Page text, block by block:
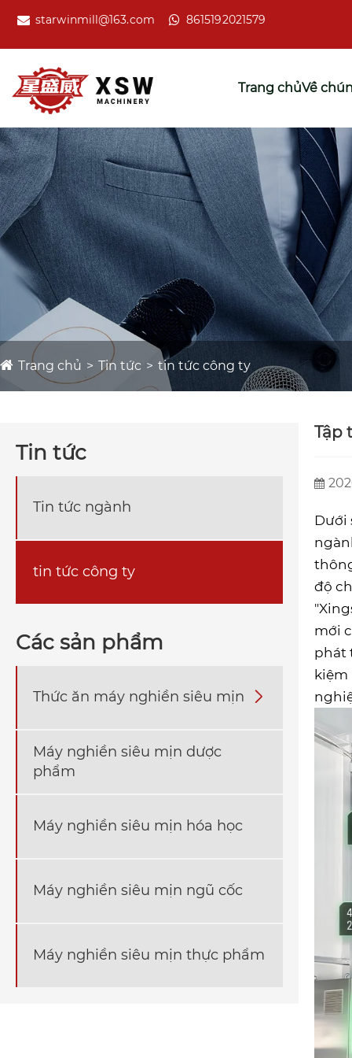
starwinmill@163.com 8615192021579
Trang chủVề
Trang chủ Tin tức tin tức công ty
Tin tức
Tin tức ngành
tin tức công ty
Các sản phẩm
Thức ăn máy nghiền siêu mịn 
Máy nghiền siêu mịn dược
phẩm
Máy nghiền siêu mịn hóa học
Máy nghiền siêu mịn ngũ cốc
Máy nghiền siêu mịn thực phẩm
Tập
Dưới
độ
mới
phát
kiệm